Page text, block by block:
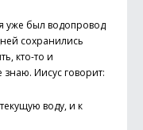
уже был водопровод
сохранились
кто-то и
Иисус говорит:
воду, и к